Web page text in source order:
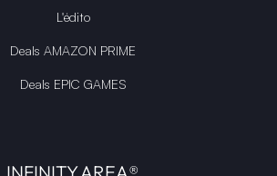
L'édito
Deals AMAZON PRIME
Deals EPIC GAMES